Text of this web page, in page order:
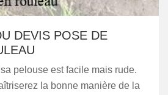
DEVIS POSE DE
pelouse est facile mais rude.
la bonne manière de la